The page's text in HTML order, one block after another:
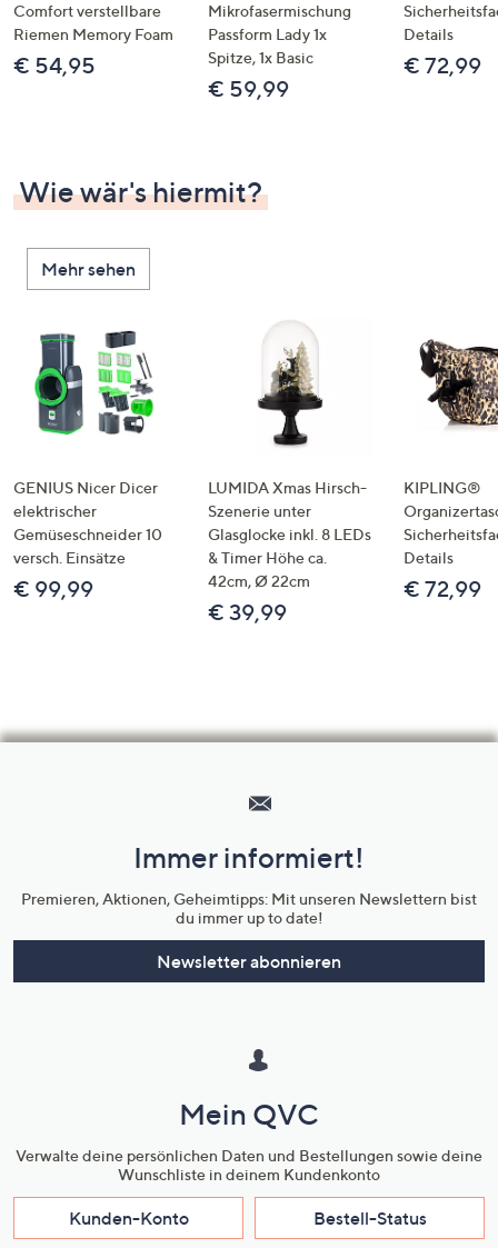
rechts,
um
diese
Comfort verstellbare
Riemen Memory Foam
€ 54,95
Mikrofasermischung
Passform Lady 1x
Spitze, 1x Basic
€ 59,99
Details
€ 72,99
Wie wär's hiermit?
Mehr sehen
GENIUS Nicer Dicer
elektrischer
Gemüseschneider 10
versch. Einsätze
€ 99,99
LUMIDA Xmas Hirsch-
Szenerie unter
Glasglocke inkl. 8 LEDs
& Timer Höhe ca.
42cm, Ø 22cm
€ 39,99
KIPLING®
Details
€ 72,99
Unternehmensinformationen
Immer informiert!
Premieren, Aktionen, Geheimtipps: Mit unseren Newslettern bist
du immer up to date!
Newsletter abonnieren
Mein QVC
Verwalte deine persönlichen Daten und Bestellungen sowie deine
Wunschliste in deinem Kundenkonto
Kunden-Konto Bestell-Status